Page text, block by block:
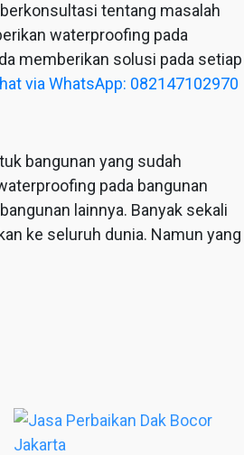
tentang masalah
waterproofing pada
memberikan solusi pada setiap
via WhatsApp: 082147102970
bangunan yang sudah
pada bangunan
lainnya. Banyak sekali
ke seluruh dunia. Namun yang